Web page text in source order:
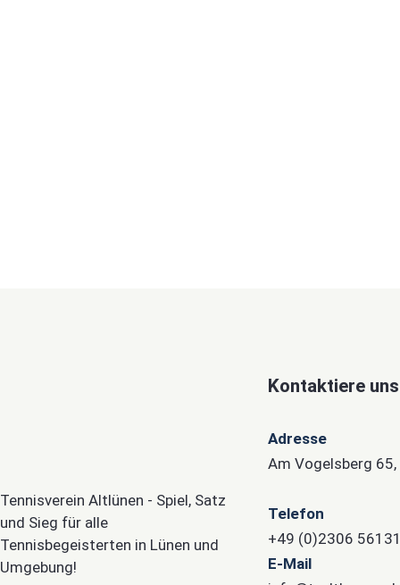
Tennisverein Altlünen - Spiel, Satz
und Sieg für alle
Tennisbegeisterten in Lünen und
Umgebung!
Kontaktiere uns
Adresse
Am Vogelsberg
Telefon
+49 (0)2306
E-Mail